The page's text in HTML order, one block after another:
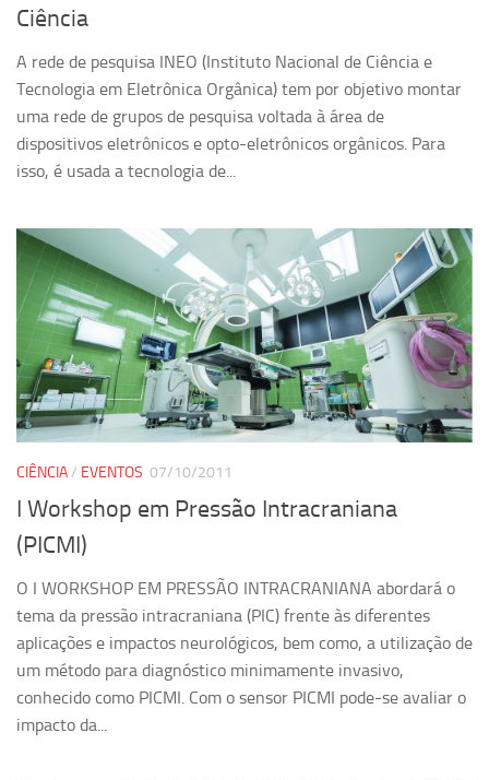
Ciência
A rede de pesquisa INEO (Instituto Nacional de Ciência e
Tecnologia em Eletrônica Orgânica) tem por objetivo montar
uma rede de grupos de pesquisa voltada à área de
dispositivos eletrônicos e opto-eletrônicos orgânicos. Para
isso, é usada a tecnologia de...
CIÊNCIA/ EVENTOS 07/10/2011
I Workshop em Pressão Intracraniana
(PICMI)
O I WORKSHOP EM PRESSÃO INTRACRANIANA abordará o
tema da pressão intracraniana (PIC) frente às diferentes
aplicações e impactos neurológicos, bem como, a utilização de
um método para diagnóstico minimamente invasivo,
conhecido como PICMI. Com o sensor PICMI pode-se avaliar o
impacto da...